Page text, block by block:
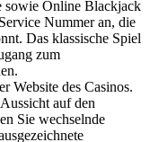
sowie Online Blackjack
Nummer an, die
Das klassische Spiel
zum
Website des Casinos.
auf den
Sie wechselnde